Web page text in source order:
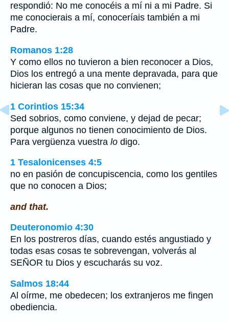
respondió: No me conocéis a mí ni a mi Padre. Si
me conocierais a mí, conoceríais también a mi
Padre.
Romanos 1:28
Y como ellos no tuvieron a bien reconocer a Dios,
Dios los entregó a una mente depravada, para que
hicieran las cosas que no convienen;
1 Corintios 15:34
Sed sobrios, como conviene, y dejad de pecar;
porque algunos no tienen conocimiento de Dios.
Para vergüenza vuestra lo digo.
1 Tesalonicenses 4:5
no en pasión de concupiscencia, como los gentiles
que no conocen a Dios;
and that.
Deuteronomio 4:30
En los postreros días, cuando estés angustiado y
todas esas cosas te sobrevengan, volverás al
SEÑOR tu Dios y escucharás su voz.
Salmos 18:44
Al oírme, me obedecen; los extranjeros me fingen
obediencia.